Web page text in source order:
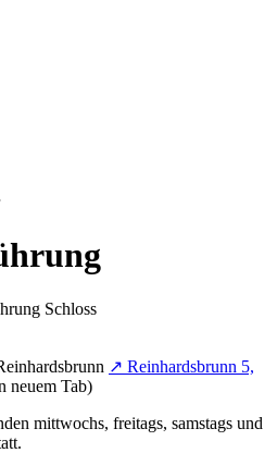
↗ Reinhardsbrunn 5,
neuem Tab)
mittwochs, freitags, samstags und